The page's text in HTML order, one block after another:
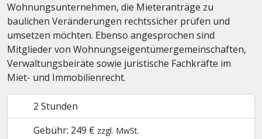
Wohnungsunternehmen, die Mieteranträge zu
baulichen Veränderungen rechtssicher prüfen und
umsetzen möchten. Ebenso angesprochen sind
Mitglieder von Wohnungseigentümergemeinschaften,
Verwaltungsbeiräte sowie juristische Fachkräfte im
Miet- und Immobilienrecht.
2 Stunden
Gebühr: 249 € zzgl. MwSt.